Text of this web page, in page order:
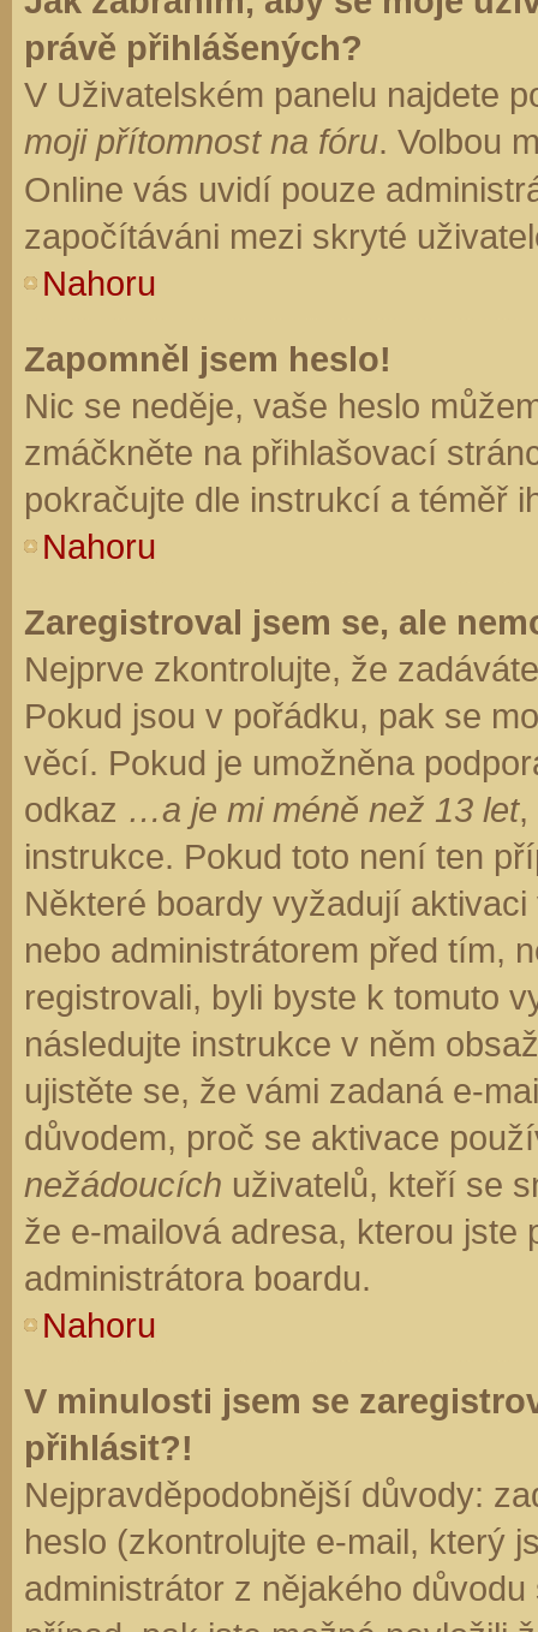
právě přihlášených?
V Uživatelském panelu najdete
moji přítomnost na fóru. Volbou
Online vás uvidí pouze
započítáváni mezi skryté
Nahoru
Zapomněl jsem heslo!
Nic se neděje, vaše heslo
zmáčkněte na přihlašovací
pokračujte dle instrukcí a téměř
Nahoru
Zaregistroval jsem se, ale
Nejprve zkontrolujte, že
Pokud jsou v pořádku, pak se
věcí. Pokud je umožněna
odkaz …a je mi méně než 13 let,
instrukce. Pokud toto není ten
Některé boardy vyžadují
nebo administrátorem před tím,
registrovali, byli byste k tomuto
následujte instrukce v něm
ujistěte se, že vámi zadaná e-
důvodem, proč se aktivace
nežádoucích uživatelů, kteří se
že e-mailová adresa, kterou jste
administrátora boardu.
Nahoru
V minulosti jsem se
přihlásit?!
Nejpravděpodobnější důvody:
heslo (zkontrolujte e-mail, který
administrátor z nějakého